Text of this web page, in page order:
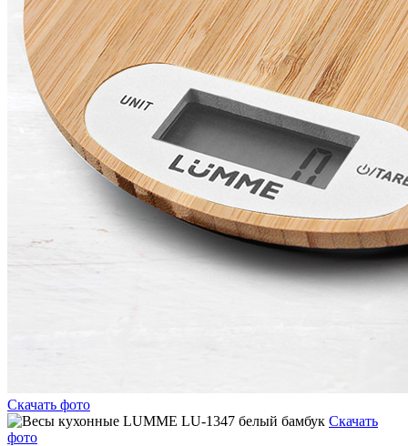
Скачать фото
Скачать
фото